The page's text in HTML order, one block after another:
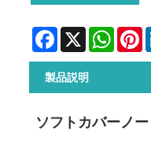
Facebook
X
製品説明
ソフトカバーノ